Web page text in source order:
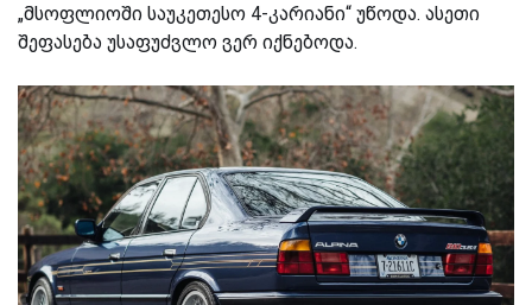
„მსოფლიოში საუკეთესო 4-კარიანი“ უწოდა. ასეთი
შეფასება უსაფუძვლო ვერ იქნებოდა.